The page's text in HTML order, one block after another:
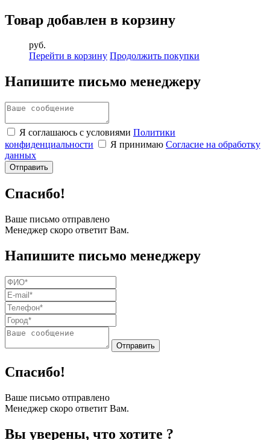
Товар добавлен в корзину
руб.
Перейти в корзину Продолжить покупки
Напишите письмо менеджеру
Я соглашаюсь с условиями Политики
конфиденциальности
Я принимаю Согласие на обработку
данных
Спасибо!
Ваше письмо отправлено
Менеджер скоро ответит Вам.
Напишите письмо менеджеру
Спасибо!
Ваше письмо отправлено
Менеджер скоро ответит Вам.
Вы уверены, что хотите ?